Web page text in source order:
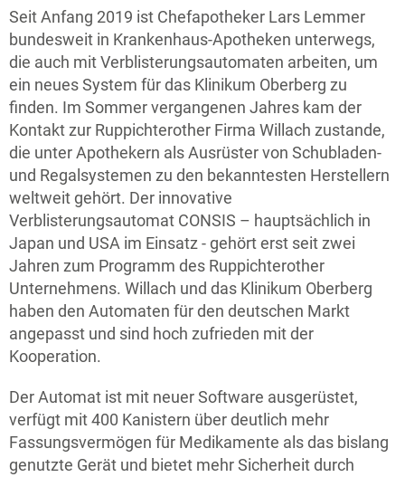
Seit Anfang 2019 ist Chefapotheker Lars Lemmer
bundesweit in Krankenhaus-Apotheken unterwegs,
die auch mit Verblisterungsautomaten arbeiten, um
ein neues System für das Klinikum Oberberg zu
finden. Im Sommer vergangenen Jahres kam der
Kontakt zur Ruppichterother Firma Willach zustande,
die unter Apothekern als Ausrüster von Schubladen-
und Regalsystemen zu den bekanntesten Herstellern
weltweit gehört. Der innovative
Verblisterungsautomat CONSIS – hauptsächlich in
Japan und USA im Einsatz - gehört erst seit zwei
Jahren zum Programm des Ruppichterother
Unternehmens. Willach und das Klinikum Oberberg
haben den Automaten für den deutschen Markt
angepasst und sind hoch zufrieden mit der
Kooperation.
Der Automat ist mit neuer Software ausgerüstet,
verfügt mit 400 Kanistern über deutlich mehr
Fassungsvermögen für Medikamente als das bislang
genutzte Gerät und bietet mehr Sicherheit durch